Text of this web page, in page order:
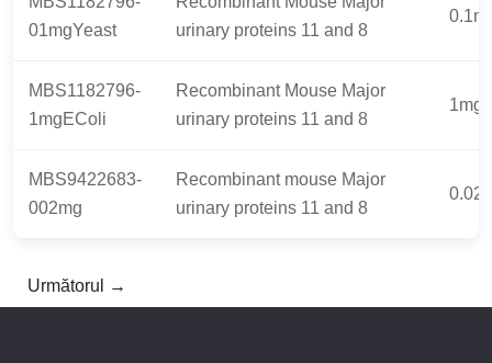
01mgYeast
urinary proteins 11 and 8
MBS1182796-
1mgEColi
Recombinant Mouse Major
urinary proteins 11 and 8
MBS9422683-
002mg
Recombinant mouse Major
urinary proteins 11 and 8
Următorul →